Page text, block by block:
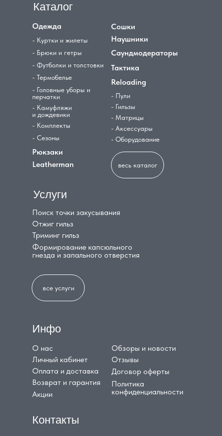
Каталог
Инфо
Контакты
Одежда
- Куртки и жилеты
- Брюки и гетры
- Футболки и толстовки
- Термобелье
- Головные уборы и
перчатки
- Камуфляжи
и дождевики
- Комплекты
- Сезоны
Рюкзаки
Leatherman
Сошки
Наушники
Саундмодераторы
Тактика
О нас
Личный кабинет
Оплата и доставка
Возврат и гарантия
Акции
Обзоры и новости
Отзывы
Договор оферты
Reloading
- Пули
- Гильзы
- Матрицы
- Аксессуары
- Оборудование
Поиск точки закусывания
Услуги
Отжиг гильз
Триминг гильз
Формирование капсюльного
гнезда и запального отверстия
весь каталог
все услуги
Политика
конфиденциальности